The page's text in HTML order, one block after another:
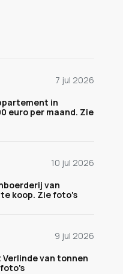
7 jul 2026
in
euro per maand. Zie
10 jul 2026
van
koop. Zie foto's
9 jul 2026
van tonnen